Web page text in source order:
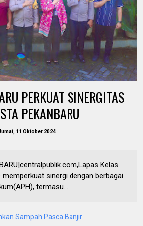
PERKUAT SINERGITAS
PEKANBARU
11 Oktober 2024
Kelas
memperkuat sinergi dengan berbagai
termasu...
Sampah Pasca Banjir